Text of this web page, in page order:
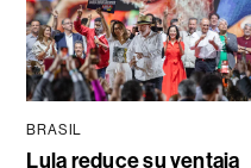
BRASIL
Lula reduce su ventaja